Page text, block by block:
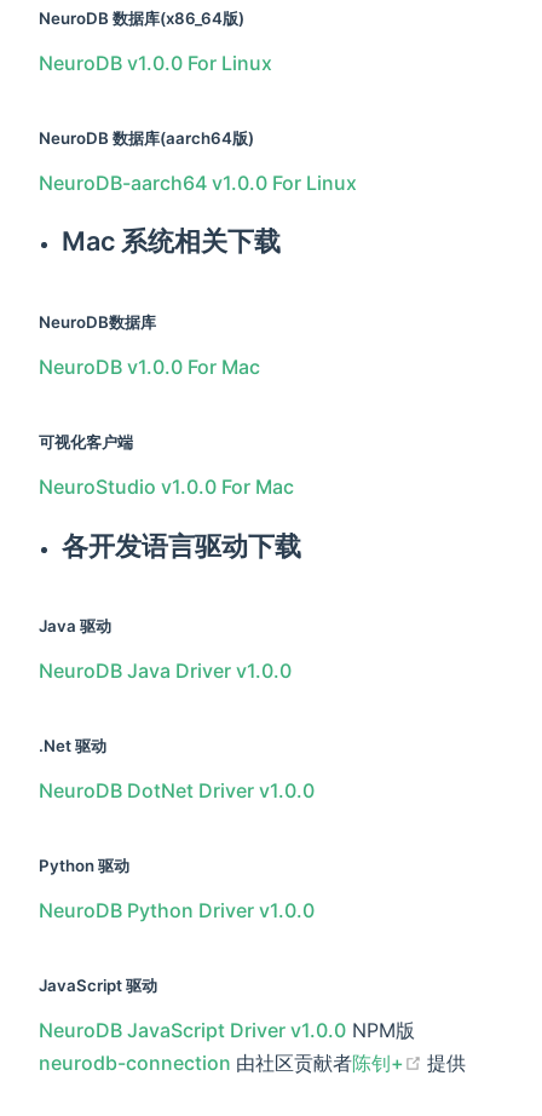
NeuroDB 数据库(x86_64版)
NeuroDB v1.0.0 For Linux
NeuroDB 数据库(aarch64版)
NeuroDB-aarch64 v1.0.0 For Linux
Mac 系统相关下载
NeuroDB数据库
NeuroDB v1.0.0 For Mac
可视化客户端
NeuroStudio v1.0.0 For Mac
各开发语言驱动下载
Java 驱动
NeuroDB Java Driver v1.0.0
.Net 驱动
NeuroDB DotNet Driver v1.0.0
Python 驱动
NeuroDB Python Driver v1.0.0
JavaScript 驱动
NeuroDB JavaScript Driver v1.0.0 NPM版
neurodb-connection 由社区贡献者陈钊+ (opens new
提供